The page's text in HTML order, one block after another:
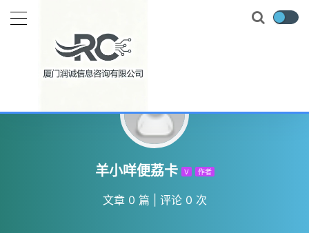
羊小咩便荔卡 V 作者
文章 0 篇 评论 0 次